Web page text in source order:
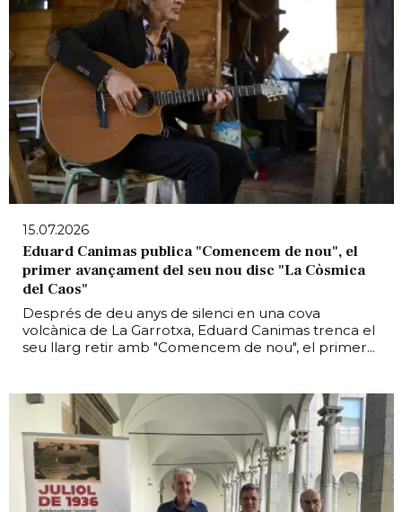
15.07.2026
Eduard Canimas publica "Comencem de nou", el
primer avançament del seu nou disc "La Còsmica
del Caos"
Després de deu anys de silenci en una cova
volcànica de La Garrotxa, Eduard Canimas trenca el
seu llarg retir amb "Comencem de nou", el primer...